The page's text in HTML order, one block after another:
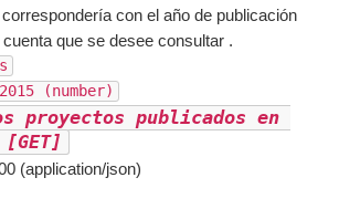
con el año de publicación
que se desee consultar .
(number)
proyectos publicados en
(application/json)